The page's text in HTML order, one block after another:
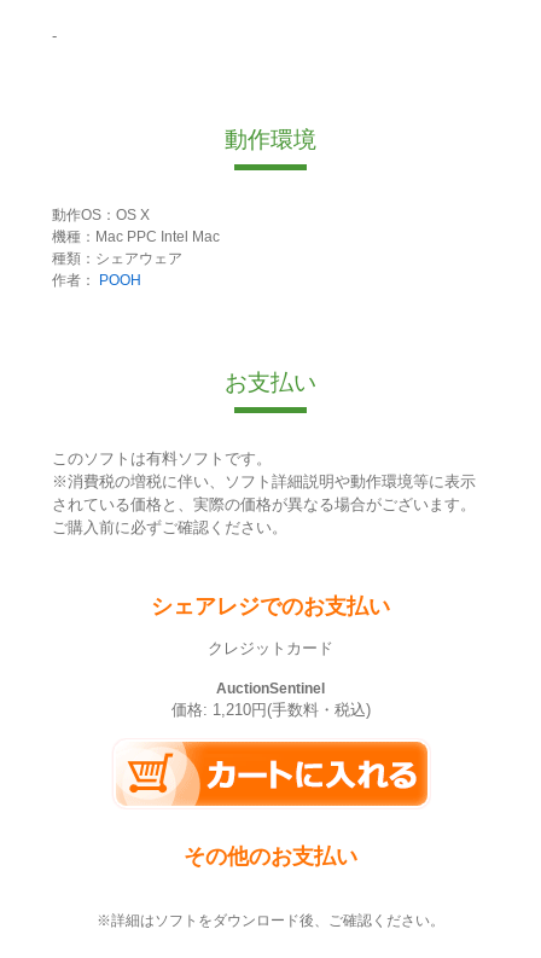
-
動作環境
動作OS：OS X
機種：Mac PPC Intel Mac
種類：シェアウェア
作者：
POOH
お支払い
このソフトは有料ソフトです。
※消費税の増税に伴い、ソフト詳細説明や動作環境等に表示
されている価格と、実際の価格が異なる場合がございます。
ご購入前に必ずご確認ください。
シェアレジでのお支払い
クレジットカード
AuctionSentinel
価格: 1,210円(手数料・税込)
その他のお支払い
※詳細はソフトをダウンロード後、ご確認ください。